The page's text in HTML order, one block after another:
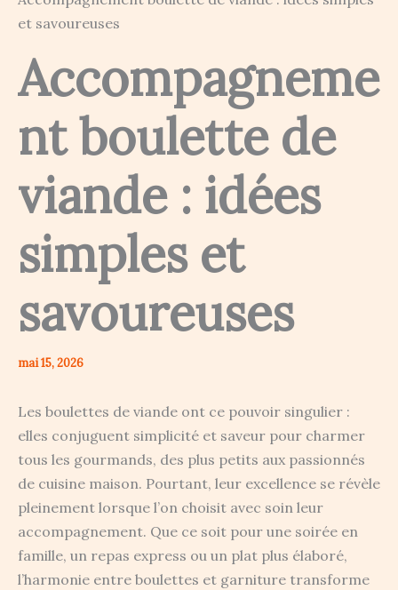
et savoureuses
Accompagneme
nt boulette de
viande : idées
simples et
savoureuses
mai 15, 2026
Les boulettes de viande ont ce pouvoir singulier :
elles conjuguent simplicité et saveur pour charmer
tous les gourmands, des plus petits aux passionnés
de cuisine maison. Pourtant, leur excellence se révèle
pleinement lorsque l’on choisit avec soin leur
accompagnement. Que ce soit pour une soirée en
famille, un repas express ou un plat plus élaboré,
l’harmonie entre boulettes et garniture transforme